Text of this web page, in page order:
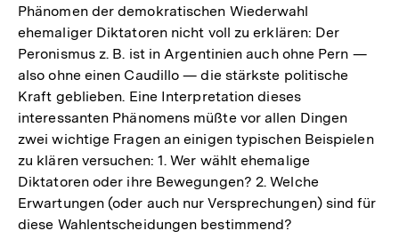
Phänomen der demokratischen Wiederwahl
ehemaliger Diktatoren nicht voll zu erklären: Der
Peronismus z. B. ist in Argentinien auch ohne Pern —
also ohne einen Caudillo — die stärkste politische
Kraft geblieben. Eine Interpretation dieses
interessanten Phänomens müßte vor allen Dingen
zwei wichtige Fragen an einigen typischen Beispielen
zu klären versuchen: 1. Wer wählt ehemalige
Diktatoren oder ihre Bewegungen? 2. Welche
Erwartungen (oder auch nur Versprechungen) sind für
diese Wahlentscheidungen bestimmend?